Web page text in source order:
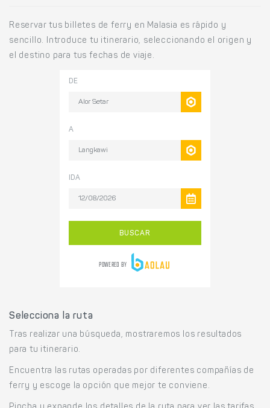
Reservar tus billetes de ferry en Malasia es rápido y
sencillo. Introduce tu itinerario, seleccionando el origen y
el destino para tus fechas de viaje.
Selecciona la ruta
Tras realizar una búsqueda, mostraremos los resultados
para tu itinerario.
Encuentra las rutas operadas por diferentes compañías de
ferry y escoge la opción que mejor te conviene.